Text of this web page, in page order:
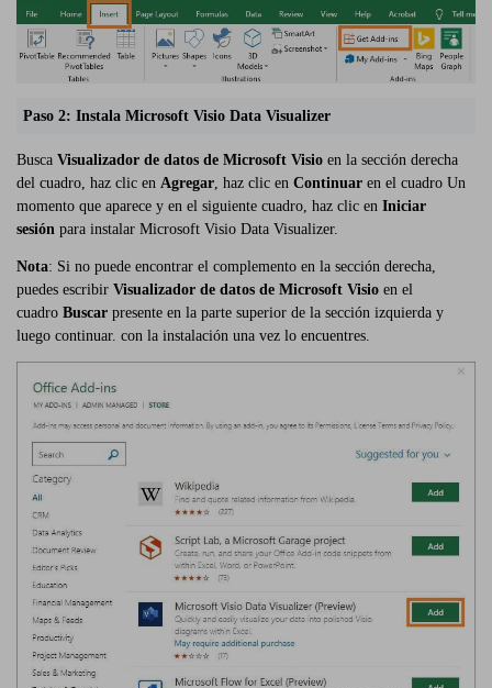
Paso 2: Instala Microsoft Visio Data Visualizer
Busca Visualizador de datos de Microsoft Visio en la sección derecha
del cuadro, haz clic en Agregar, haz clic en Continuar en el cuadro Un
momento que aparece y en el siguiente cuadro, haz clic en Iniciar
sesión para instalar Microsoft Visio Data Visualizer.
Nota: Si no puede encontrar el complemento en la sección derecha,
puedes escribir Visualizador de datos de Microsoft Visio en el
cuadro Buscar presente en la parte superior de la sección izquierda y
luego continuar. con la instalación una vez lo encuentres.